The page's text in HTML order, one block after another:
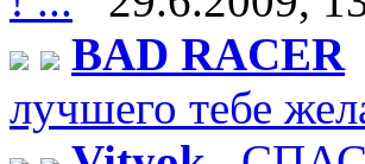
BAD RACER
лучшего тебе